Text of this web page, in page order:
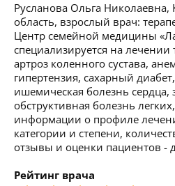
Русланова Ольга Николаевна,
область, взрослый врач:
Центр семейной медицины
специализируется на лечении
артроз коленного сустава,
гипертензия, сахарный
ишемическая болезнь сердца,
обструктивная болезнь
информации о профиле
категории и степени,
отзывы и оценки пациентов -
Рейтинг врача